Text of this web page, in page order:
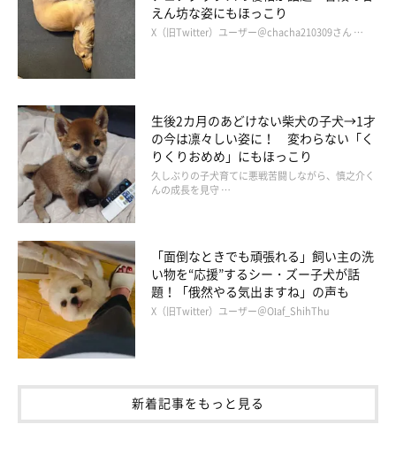
えん坊な姿にもほっこり
X（旧Twitter）ユーザー＠chacha210309さん …
生後2カ月のあどけない柴犬の子犬→1才
の今は凛々しい姿に！ 変わらない「く
りくりおめめ」にもほっこり
久しぶりの子犬育てに悪戦苦闘しながら、慎之介く
んの成長を見守 …
「面倒なときでも頑張れる」飼い主の洗
い物を“応援”するシー・ズー子犬が話
題！「俄然やる気出ますね」の声も
X（旧Twitter）ユーザー＠Olaf_ShihThu
新着記事をもっと見る